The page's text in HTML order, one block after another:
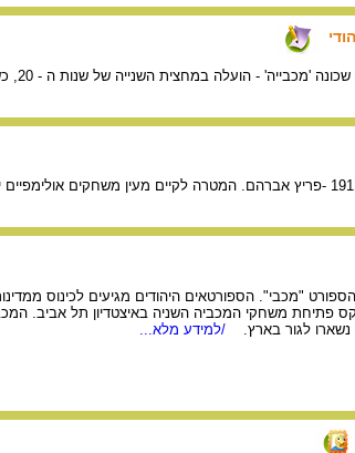
על משחקי המכבייה ועל יוזם הרעיון ליסודם בשנת 1911 -פריץ אברהם.
"מכבי". הספורטאים היהודים מגיעים לכינוס
פתיחת משחקי המכביה השניה באיצטדיון תל אביב.
לגור בארץ.
/למידע מלא...